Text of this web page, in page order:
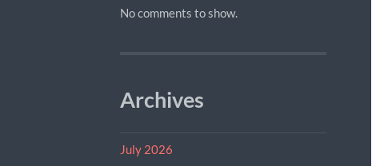
No comments to show.
Archives
July 2026